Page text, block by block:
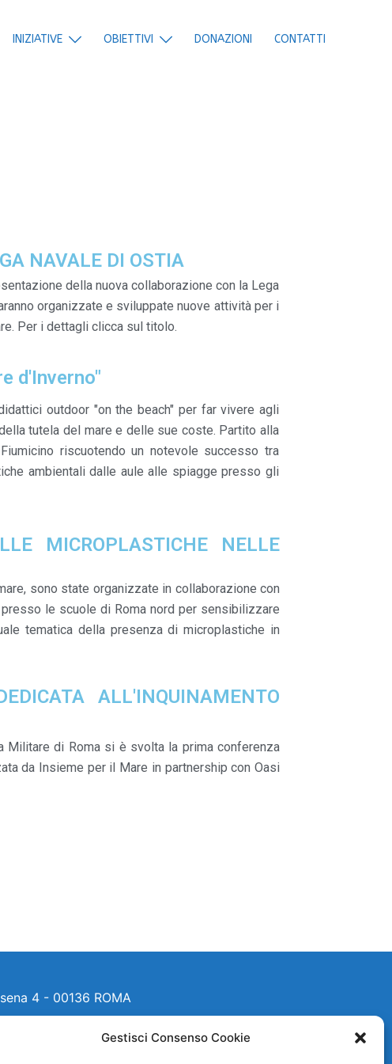
Gestisci Consenso Cookie
INIZIATIVE OBIETTIVI DONAZIONI CONTATTI
NAVALE DI OSTIA
della nuova collaborazione con la Lega
organizzate e sviluppate nuove attività per i
Per i dettagli clicca sul titolo.
d'Inverno"
outdoor "on the beach" per far vivere agli
tutela del mare e delle sue coste. Partito alla
riscuotendo un notevole successo tra
ambientali dalle aule alle spiagge presso gli
MICROPLASTICHE NELLE
sono state organizzate in collaborazione con
le scuole di Roma nord per sensibilizzare
tematica della presenza di microplastiche in
ALL'INQUINAMENTO
Militare di Roma si è svolta la prima conferenza
da Insieme per il Mare in partnership con Oasi
4 - 00136 ROMA